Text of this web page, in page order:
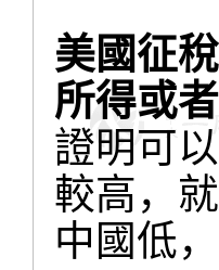
美國征
所得或
證明可
較高，
中國低